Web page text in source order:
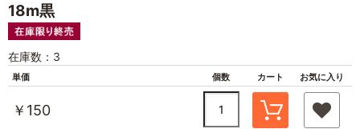
18m黒
在庫数：3
単価 個数 カート お気に入り
￥150